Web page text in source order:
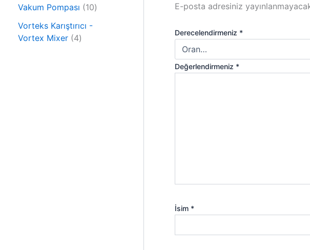
ü
r
ü
n
Vakum Pompası 101
Vorteks Karıştırıcı -
Vortex Mixer 44
E-posta adresiniz
Derecelendirmeniz *
Değerlendirmeniz *
İsim *